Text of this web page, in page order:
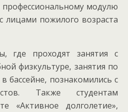
модулю
лицами пожилого возраста
где проходят занятия с
физкультуре, занятия по
бассейне, познакомились с
Также студентам
«Активное долголетие»,